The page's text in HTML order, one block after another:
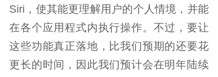
Siri，使其能更理解用户的个人情境，并能
在各个应用程式内执行操作。不过，要让
这些功能真正落地，比我们预期的还要花
更长的时间，因此我们预计会在明年陆续